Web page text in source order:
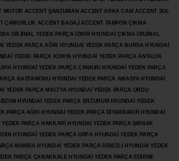
MOTOR ACCENT ŞANZUMAN ACCENT ARKA CAM ACCENT SOL
ÇAMURLUK ACCENT BAGAJ ACCENT TAMPON ÇIKMA
ORJİNAL YEDEK PARÇA İZMİR HYUNDAİ ÇIKMA ORJİNAL
YEDEK PARÇA AĞRI HYUNDAİ YEDEK PARÇA BURSA HYUNDAİ
YEDEK PARÇA KONYA HYUNDAİ YEDEK PARÇA ANTALYA
HYUNDAİ YEDEK PARÇA ÇANKIRI HYUNDAİ YEDEK PARÇA
KASTAMONU HYUNDAİ YEDEK PARÇA AMASYA HYUNDAİ
YEDEK PARÇA MALTYA HYUNDAİ YEDEK PARÇA ORDU
HYUNDAİ YEDEK PARÇA ERZURUM HYUNDAİ YEDEK
PARÇA AĞRI HYUNDAİ YEDEK PARÇA DİYARBAKIR HYUNDAİ
YEDEK PARÇA HAKKARİ HYUNDAİ YEDEK PARÇA ŞIRNAK
HYUNDAİ YEDEK PARÇA URFA HYUNDAİ YEDEK PARÇA
MANİSA HYUNDAİ YEDEK PARÇA DENİZLİ HYUNDAİ YEDEK
PARÇA ÇANAKKALE HYUNDAİ YEDEK PARÇA EDİRNE